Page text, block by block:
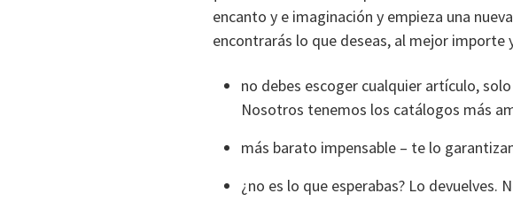
encanto y e imaginación y empieza una
encontrarás lo que deseas, al mejor
no debes escoger cualquier artículo,
Nosotros tenemos los catálogos más
más barato impensable – te lo
¿no es lo que esperabas? Lo devuelves.